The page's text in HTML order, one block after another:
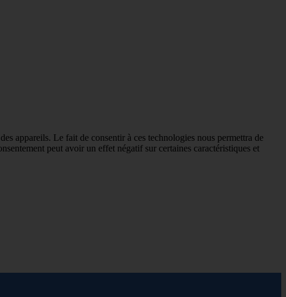
appareils. Le fait de consentir à ces technologies nous permettra de
peut avoir un effet négatif sur certaines caractéristiques et